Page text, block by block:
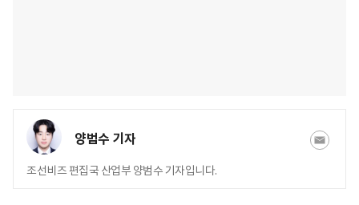
양범수 기자
조선비즈 편집국 산업부 양범수 기자입니다.